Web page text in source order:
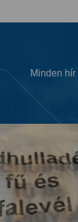
Minden hír